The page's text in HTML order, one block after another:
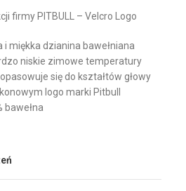
firmy PITBULL – Velcro Logo
i miękka dzianina bawełniana
niskie zimowe temperatury
się do kształtów głowy
logo marki Pitbull
bawełna